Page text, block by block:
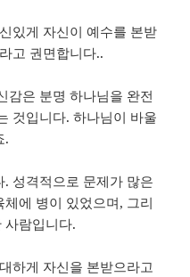
있게 자신이 예수를 본받
고 권면합니다..
감은 분명 하나님을 완전
것입니다. 하나님이 바울
.
성격적으로 문제가 많은
에 병이 있었으며, 그리
사람입니다.
하게 자신을 본받으라고